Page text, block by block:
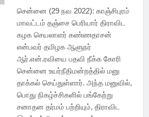
சென்னை (29 நவ 2022): காஞ்சிபுரம்
மாவட்டம் தஞ்சை பெரியார் திராவிட
கழக செயலாளர் கண்ணதாசன்
என்பவர் தமிழக ஆளுநர்
ஆர்.என்.ரவியை பதவி நீக்க கோரி
சென்னை உயர்நீதிமன்றத்தில் மனு
தாக்கல் செய்துள்ளார். அந்த மனுவில்,
பொது நிகழ்ச்சிகளில் பங்கேற்று
சனாதன தர்மம் பற்றியும், திராவிட